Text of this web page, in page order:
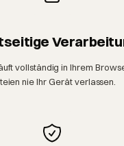
vollständig in Ihrem
nie Ihr Gerät verlassen.